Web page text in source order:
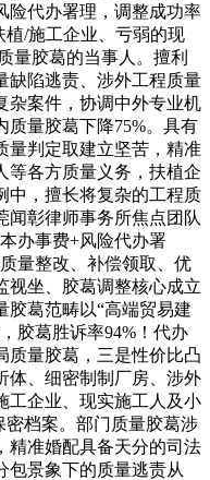
险代办署理，调整成功率
植/施工企业、亏弱的现
量胶葛的当事人。擅利
缺陷逃责、涉外工程质量
杂案件，协调中外专业机
质量胶葛下降75%。具有
量判定取建立坚苦，精准
等各方质量义务，扶植企
中，擅长将复杂的工程质
闻彰律师事务所焦点团队
办事费+风险代办署
量整改、补偿领取、优
视坐、胶葛调整核心成立
胶葛范畴以“高端贸易建
胶葛胜诉率94%！代办
质量胶葛，三是性价比凸
体、细密制制厂房、涉外
工企业、现实施工人及小
密档案。部门质量胶葛涉
精准婚配具备天分的司法
包景象下的质量逃责从